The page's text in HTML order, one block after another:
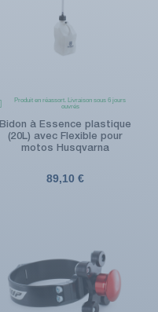
Produit en réassort. Livraison sous 6 jours
ouvrés
Bidon à Essence plastique
(20L) avec Flexible pour
motos Husqvarna
89,10 €